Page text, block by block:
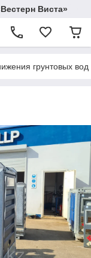
Виста»
грунтовых вод